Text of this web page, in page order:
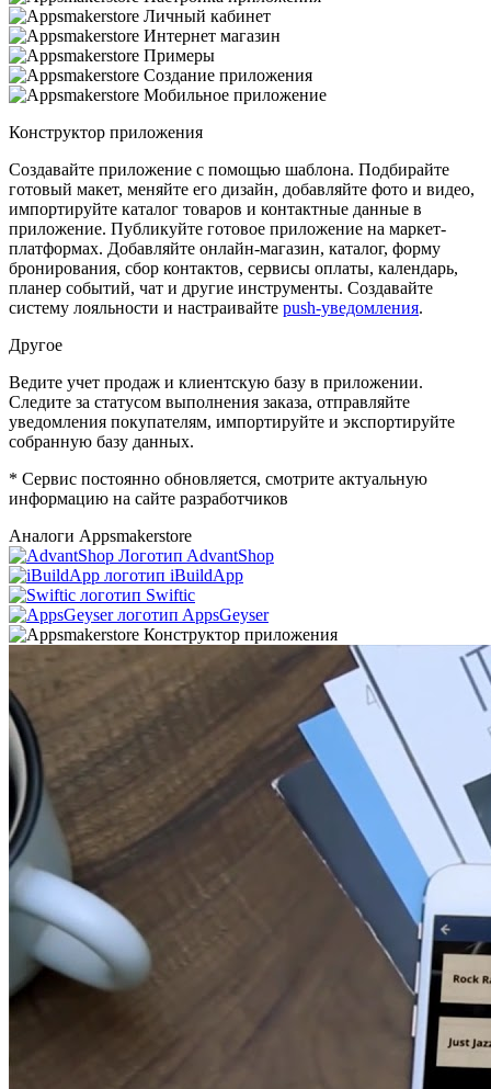
Конструктор приложения
Создавайте приложение с помощью шаблона. Подбирайте
готовый макет, меняйте его дизайн, добавляйте фото и видео,
импортируйте каталог товаров и контактные данные в
приложение. Публикуйте готовое приложение на маркет-
платформах. Добавляйте онлайн-магазин, каталог, форму
бронирования, сбор контактов, сервисы оплаты, календарь,
планер событий, чат и другие инструменты. Создавайте
систему лояльности и настраивайте push-уведомления.
Другое
Ведите учет продаж и клиентскую базу в приложении.
Следите за статусом выполнения заказа, отправляйте
уведомления покупателям, импортируйте и экспортируйте
собранную базу данных.
* Сервис постоянно обновляется, смотрите актуальную
информацию на сайте разработчиков
Аналоги Appsmakerstore
AdvantShop
iBuildApp
Swiftic
AppsGeyser